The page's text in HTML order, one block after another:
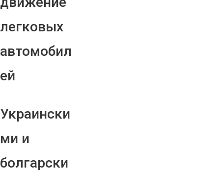
легковых
автомобил
ей
Украински
ми и
болгарски